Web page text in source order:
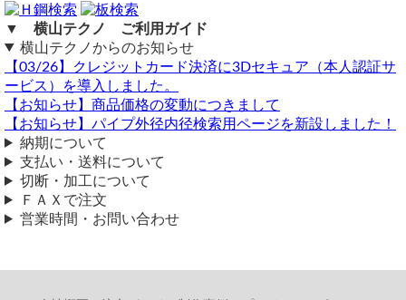
角パイプ
75×75×t3.2R×長さ1000mm 2本
鉄 黒皮 平鋼 フラットバー (SS400材)
FB12ｘ100 長さ:1000mm 数量：1 2,400円 9.43kg（端材
品）
長さ:1000mm 数量：1 3,810円 9.43kg（通常カ
ット品）
FB12ｘ90 長さ:500mm 数量：2 2,720円 8.55kg（端材
品）
-------------------------------------------
鉄 角パイプ (正方形) 角鋼管 Ｒ付
-------------------------------------------
▼ 横山テクノ ご利用ガイド
横山テクノからのお知らせ
【03/26】クレジットカード決済に3Dセキュア（本人認証サ
ービス）を導入しました。
【お知らせ】商品価格の変動につきまして
【お知らせ】パイプ外径内径検索用ページを新設しました！
納期について
支払い・送料について
切断・加工について
ＦＡＸで注文
営業時間・お問い合わせ